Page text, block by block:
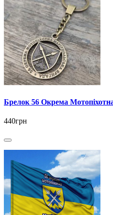
Брелок 56 Окрема
440грн